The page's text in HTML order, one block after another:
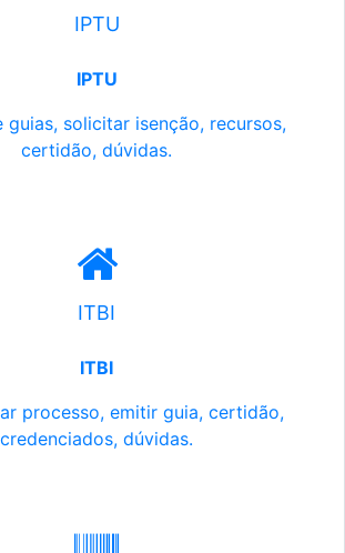
IPTU
IPTU
guias, solicitar isenção, recursos,
certidão, dúvidas.
ITBI
ITBI
processo, emitir guia, certidão,
credenciados, dúvidas.